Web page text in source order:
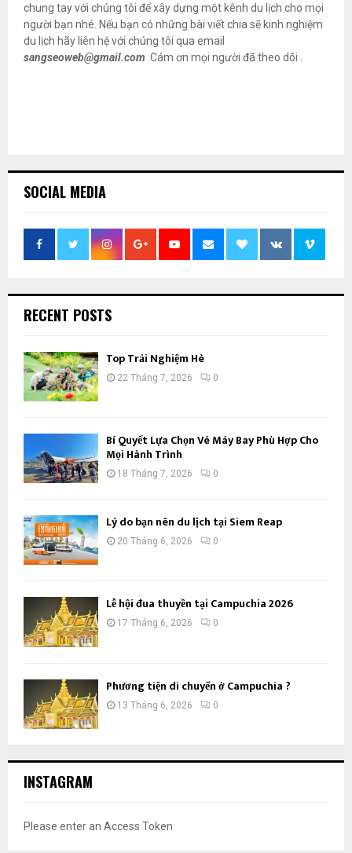
chung tay với chúng tôi để xây dựng một kênh du lịch cho mọi
người bạn nhé. Nếu bạn có những bài viết chia sẽ kinh nghiệm
du lịch hãy liên hệ với chúng tôi qua email
sangseoweb@gmail.com .Cám ơn mọi người đã theo dõi .
SOCIAL MEDIA
RECENT POSTS
Top Trải Nghiệm Hè
22 Tháng 7, 2026 0
Bí Quyết Lựa Chọn Vé Máy Bay Phù Hợp Cho
Mọi Hành Trình
18 Tháng 7, 2026 0
Lý do bạn nên du lịch tại Siem Reap
20 Tháng 6, 2026 0
Lễ hội đua thuyền tại Campuchia 2026
17 Tháng 6, 2026 0
Phương tiện di chuyển ở Campuchia ?
13 Tháng 6, 2026 0
INSTAGRAM
Please enter an Access Token